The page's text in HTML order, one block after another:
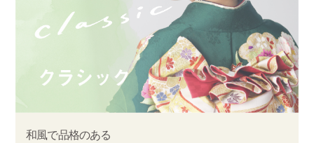
和風で品格のある